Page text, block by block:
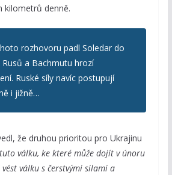
kilometrů denně.
rozhovoru padl Soledar do
a Bachmutu hrozí
Ruské síly navíc postupují
i jižně…
že druhou prioritou pro Ukrajinu
válku, ke které může dojít v únoru
válku s čerstvými silami a